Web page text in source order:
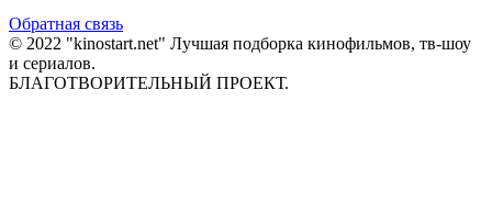
Обратная связь
© 2022 "kinostart.net" Лучшая подборка кинофильмов, тв-шоу
и сериалов.
БЛАГОТВОРИТЕЛЬНЫЙ ПРОЕКТ.